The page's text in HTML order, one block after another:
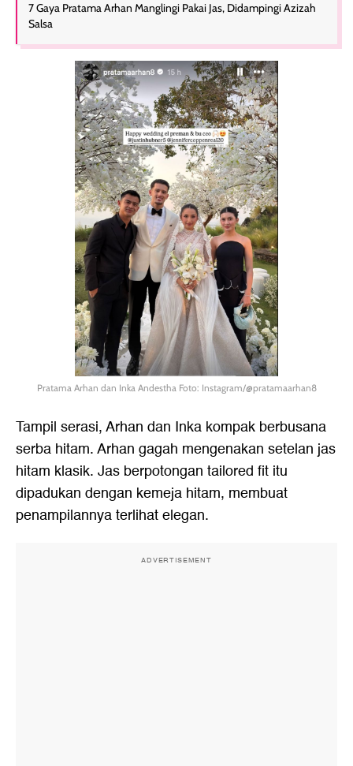
7 Gaya Pratama Arhan Manglingi Pakai Jas, Didampingi Azizah
Salsa
Pratama Arhan dan Inka Andestha Foto: Instagram/@pratamaarhan8
Tampil serasi, Arhan dan Inka kompak berbusana
serba hitam. Arhan gagah mengenakan setelan jas
hitam klasik. Jas berpotongan tailored fit itu
dipadukan dengan kemeja hitam, membuat
penampilannya terlihat elegan.
ADVERTISEMENT